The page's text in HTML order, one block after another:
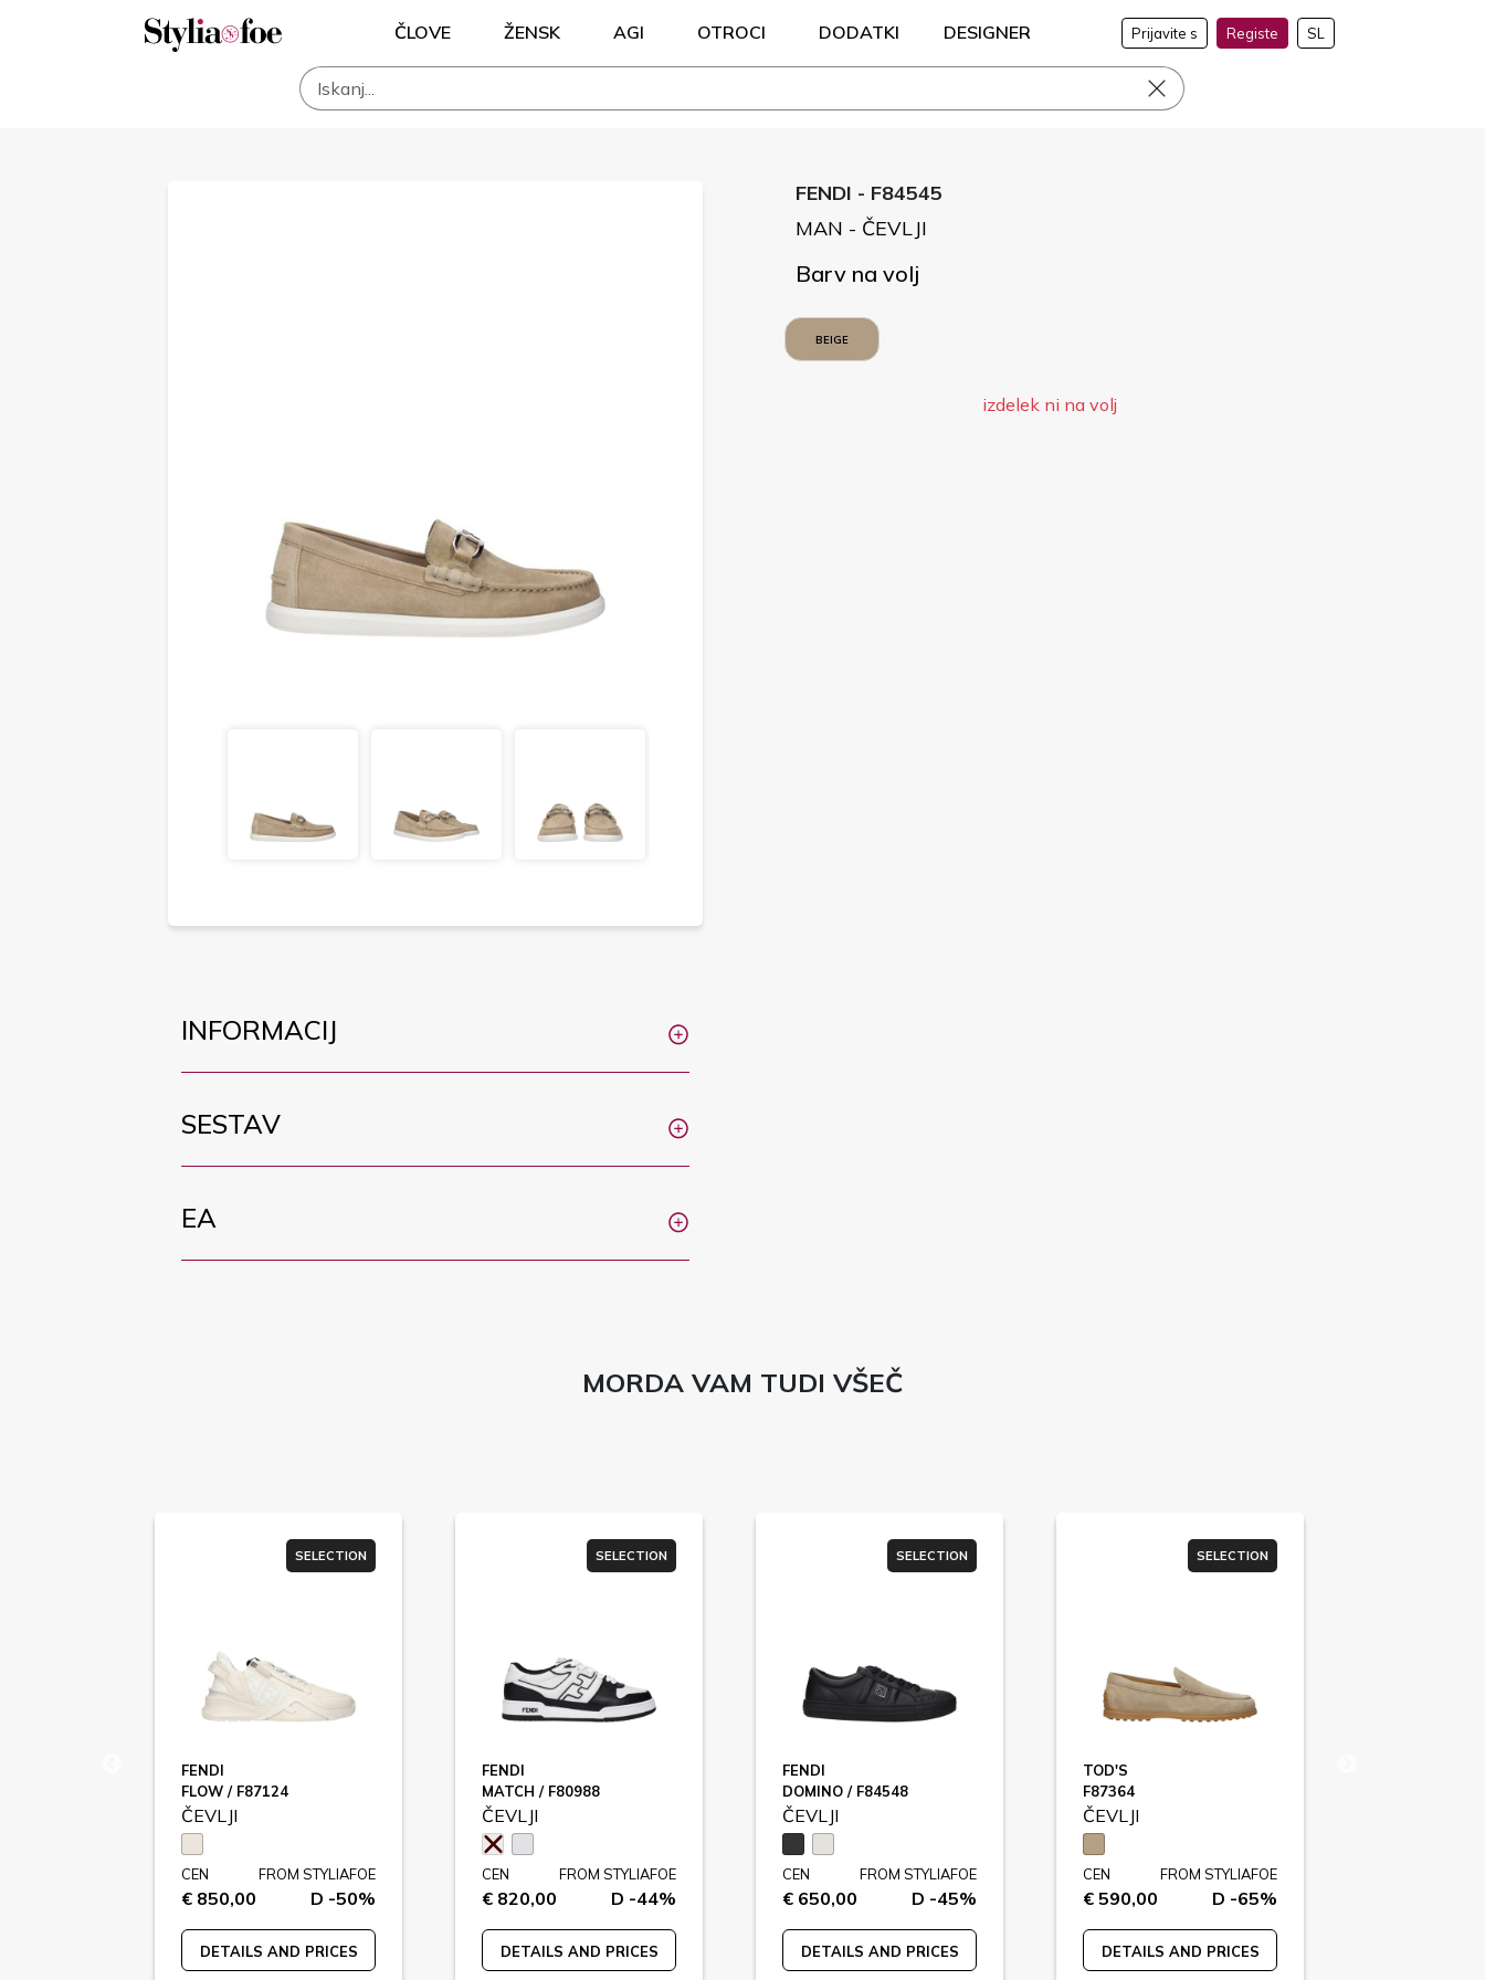
ČLOVE ŽENSK AGI OTROCI DODATKI DESIGNER Prijavite s Registe SL
INFORMACIJ
SESTAV
EA
FENDI - F84545
MAN - ČEVLJI
Barv na volj
BEIGE
izdelek ni na volj
MORDA VAM TUDI VŠEČ
SELECTION
FENDI
FLOW / F87124
ČEVLJI
CEN
€ 850,00
FROM STYLIAFOE
D -50%
DETAILS AND PRICES
SELECTION
FENDI
MATCH / F80988
ČEVLJI
CEN
€ 820,00
FROM STYLIAFOE
D -44%
DETAILS AND PRICES
SELECTION
FENDI
DOMINO / F84548
ČEVLJI
CEN
€ 650,00
FROM STYLIAFOE
D -45%
DETAILS AND PRICES
SELECTION
TOD'S
F87364
ČEVLJI
CEN
€ 590,00
FROM STYLIAFOE
D -65%
DETAILS AND PRICES